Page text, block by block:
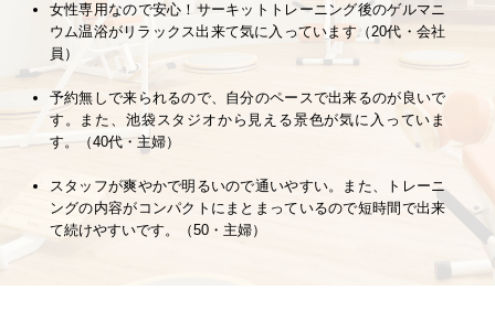
女性専用なので安心！サーキットトレーニング後のゲルマニ
ウム温浴がリラックス出来て気に入っています（20代・会社
員）
予約無しで来られるので、自分のペースで出来るのが良いで
す。また、池袋スタジオから見える景色が気に入っていま
す。（40代・主婦）
スタッフが爽やかで明るいので通いやすい。また、トレーニ
ングの内容がコンパクトにまとまっているので短時間で出来
て続けやすいです。（50・主婦）